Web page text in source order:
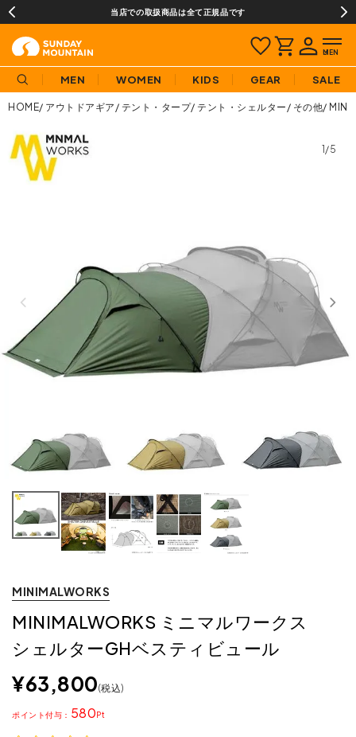
当店での取扱商品は全て正規品です
MEN WOMEN KIDS GEAR SALE
HOME アウトドアギア テント・タープ テント・シェルター その他
1/5
MINIMALWORKS
MINIMALWORKS ミニマルワークス
シェルターGHベスティビュール
¥63,800 税込
580
ポイント